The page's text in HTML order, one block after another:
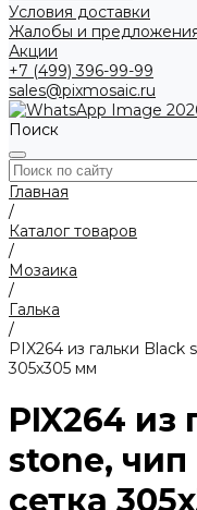
Условия доставки
Жалобы и
Акции
+7 (499) 396-99-99
sales@pixmosaic.ru
Поиск
Главная
/
Каталог товаров
/
Мозаика
/
Галька
/
PIX264 из гальки Blaсk
305х305 мм
PIX264 из
stone,
сетка